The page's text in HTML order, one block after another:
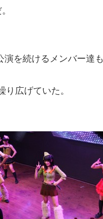
を続けるメンバー達も
広げていた。